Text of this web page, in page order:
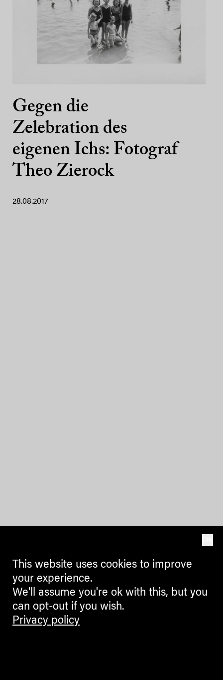
Gegen die
Zelebration des
eigenen Ichs: Fotograf
Theo Zierock
28.08.2017
This website uses cookies to improve
your experience.
We'll assume you're ok with this, but you
can opt-out if you wish.
Privacy policy